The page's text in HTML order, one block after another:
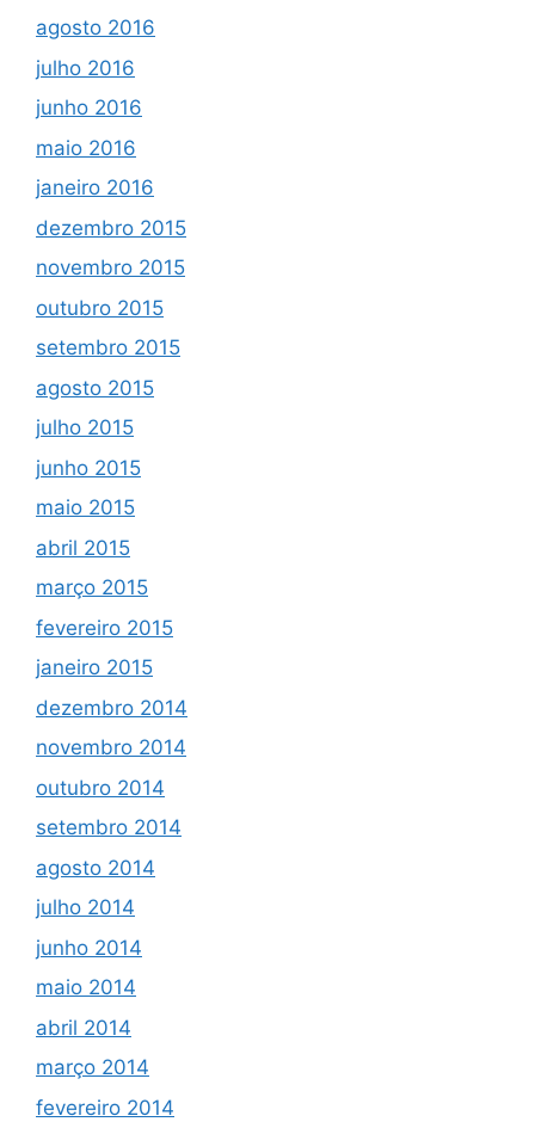
agosto 2016
julho 2016
junho 2016
maio 2016
janeiro 2016
dezembro 2015
novembro 2015
outubro 2015
setembro 2015
agosto 2015
julho 2015
junho 2015
maio 2015
abril 2015
março 2015
fevereiro 2015
janeiro 2015
dezembro 2014
novembro 2014
outubro 2014
setembro 2014
agosto 2014
julho 2014
junho 2014
maio 2014
abril 2014
março 2014
fevereiro 2014